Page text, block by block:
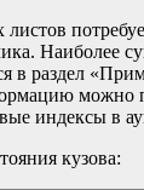
Наиболее
в раздел
можно
индексы в
кузова: